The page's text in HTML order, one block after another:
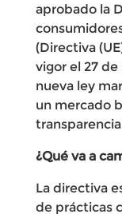
aprobado la
(Directiva
vigor el 27
nueva ley
un mercado
¿Qué va a
La directiva
de prácticas